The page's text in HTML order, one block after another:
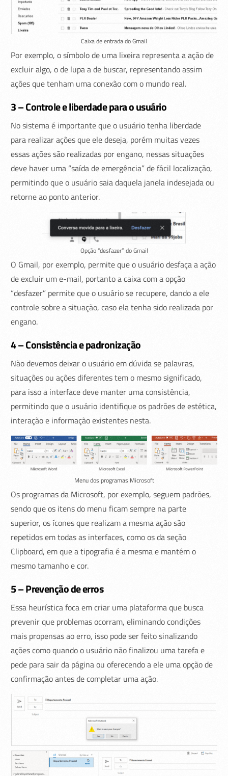
Caixa de entrada do Gmail
Por exemplo, o símbolo de uma lixeira representa a ação de
excluir algo, o de lupa a de buscar, representando assim
ações que tenham uma conexão com o mundo real.
3 – Controle e liberdade para o usuário
No sistema é importante que o usuário tenha liberdade
para realizar ações que ele deseja, porém muitas vezes
essas ações são realizadas por engano, nessas situações
deve haver uma “saída de emergência” de fácil localização,
permitindo que o usuário saia daquela janela indesejada ou
retorne ao ponto anterior.
Opção “desfazer” do Gmail
O Gmail, por exemplo, permite que o usuário desfaça a ação
de excluir um e-mail, portanto a caixa com a opção
“desfazer” permite que o usuário se recupere, dando a ele
controle sobre a situação, caso ela tenha sido realizada por
engano.
4 – Consistência e padronização
Não devemos deixar o usuário em dúvida se palavras,
situações ou ações diferentes tem o mesmo significado,
para isso a interface deve manter uma consistência,
permitindo que o usuário identifique os padrões de estética,
interação e informação existentes nesta.
Menu dos programas Microsoft
Os programas da Microsoft, por exemplo, seguem padrões,
sendo que os itens do menu ficam sempre na parte
superior, os ícones que realizam a mesma ação são
repetidos em todas as interfaces, como os da seção
Clipboard, em que a tipografia é a mesma e mantém o
mesmo tamanho e cor.
5 – Prevenção de erros
Essa heurística foca em criar uma plataforma que busca
prevenir que problemas ocorram, eliminando condições
mais propensas ao erro, isso pode ser feito sinalizando
ações como quando o usuário não finalizou uma tarefa e
pede para sair da página ou oferecendo a ele uma opção de
confirmação antes de completar uma ação.